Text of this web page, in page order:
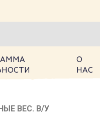
О
НАС
ВЕС. В/У